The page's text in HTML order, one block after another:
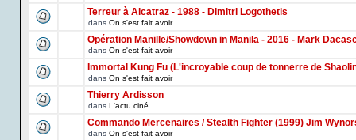
Terreur à Alcatraz - 1988 - Dimitri Logothetis
dans On s'est fait avoir
Opération Manille/Showdown in Manila - 2016 - Mark
dans On s'est fait avoir
Immortal Kung Fu (L'incroyable coup de tonnerre de
dans On s'est fait avoir
Thierry Ardisson
dans L'actu ciné
Commando Mercenaires / Stealth Fighter (1999) Jim
dans On s'est fait avoir